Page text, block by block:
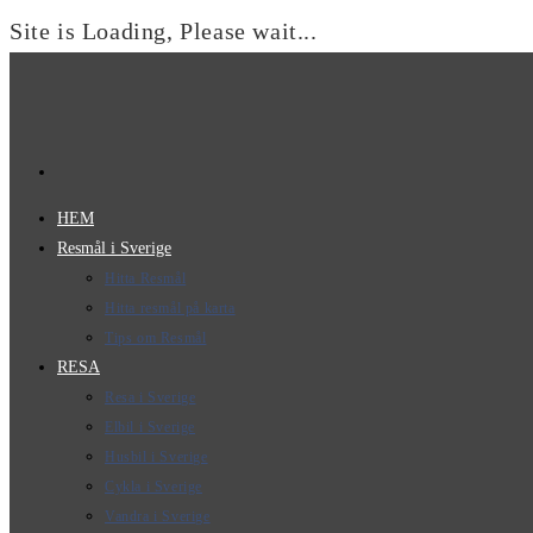
Site is Loading, Please wait...
HEM
Resmål i Sverige
Hitta Resmål
Hitta resmål på karta
Tips om Resmål
RESA
Resa i Sverige
Elbil i Sverige
Husbil i Sverige
Cykla i Sverige
Vandra i Sverige